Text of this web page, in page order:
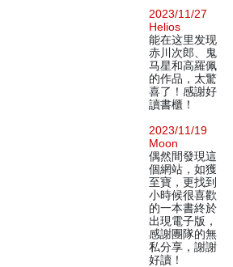
2023/11/27
Helios
能在这里发现
赤川次郎、鬼
马星和高羅佩
的作品，太驚
喜了！感謝好
讀書櫃！
2023/11/19
Moon
偶然間發現這
個網站，如獲
至寶，更找到
小時候很喜歡
的一本書終於
出現電子版，
感謝團隊的無
私分享，謝謝
好讀！